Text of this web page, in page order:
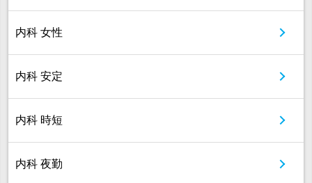
内科 女性
内科 安定
内科 時短
内科 夜勤